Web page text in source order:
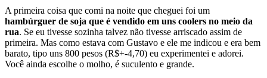
A primeira coisa que comi na noite que cheguei foi um
hambúrguer de soja que é vendido em uns coolers no meio da
rua. Se eu tivesse sozinha talvez não tivesse arriscado assim de
primeira. Mas como estava com Gustavo e ele me indicou e era bem
barato, tipo uns 800 pesos (R$+-4,70) eu experimentei e adorei.
Você ainda escolhe o molho, é suculento e grande.